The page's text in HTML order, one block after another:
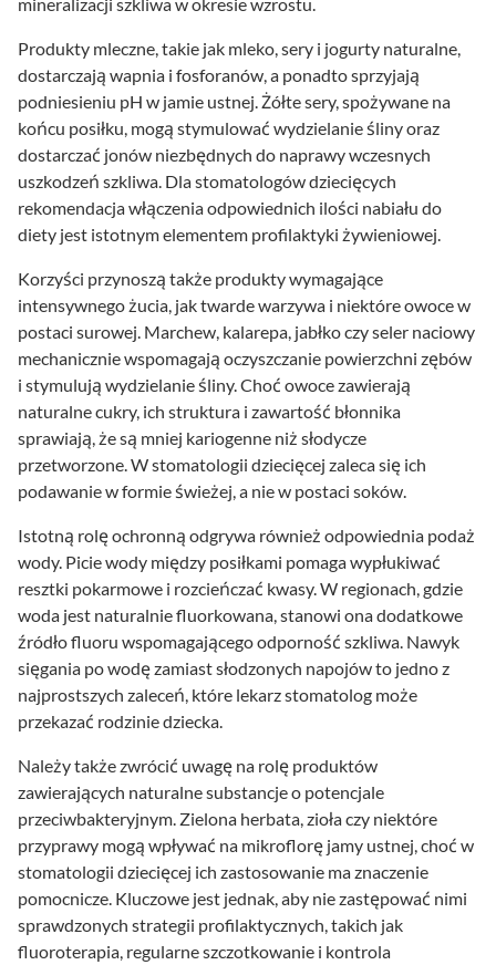
Produkty mleczne, takie jak mleko, sery i jogurty naturalne,
dostarczają wapnia i fosforanów, a ponadto sprzyjają
podniesieniu pH w jamie ustnej. Żółte sery, spożywane na
końcu posiłku, mogą stymulować wydzielanie śliny oraz
dostarczać jonów niezbędnych do naprawy wczesnych
uszkodzeń szkliwa. Dla stomatologów dziecięcych
rekomendacja włączenia odpowiednich ilości nabiału do
diety jest istotnym elementem profilaktyki żywieniowej.
Korzyści przynoszą także produkty wymagające
intensywnego żucia, jak twarde warzywa i niektóre owoce w
postaci surowej. Marchew, kalarepa, jabłko czy seler naciowy
mechanicznie wspomagają oczyszczanie powierzchni zębów
i stymulują wydzielanie śliny. Choć owoce zawierają
naturalne cukry, ich struktura i zawartość błonnika
sprawiają, że są mniej kariogenne niż słodycze
przetworzone. W stomatologii dziecięcej zaleca się ich
podawanie w formie świeżej, a nie w postaci soków.
Istotną rolę ochronną odgrywa również odpowiednia podaż
wody. Picie wody między posiłkami pomaga wypłukiwać
resztki pokarmowe i rozcieńczać kwasy. W regionach, gdzie
woda jest naturalnie fluorkowana, stanowi ona dodatkowe
źródło fluoru wspomagającego odporność szkliwa. Nawyk
sięgania po wodę zamiast słodzonych napojów to jedno z
najprostszych zaleceń, które lekarz stomatolog może
przekazać rodzinie dziecka.
Należy także zwrócić uwagę na rolę produktów
zawierających naturalne substancje o potencjale
przeciwbakteryjnym. Zielona herbata, zioła czy niektóre
przyprawy mogą wpływać na mikroflorę jamy ustnej, choć w
stomatologii dziecięcej ich zastosowanie ma znaczenie
pomocnicze. Kluczowe jest jednak, aby nie zastępować nimi
sprawdzonych strategii profilaktycznych, takich jak
fluoroterapia, regularne szczotkowanie i kontrola